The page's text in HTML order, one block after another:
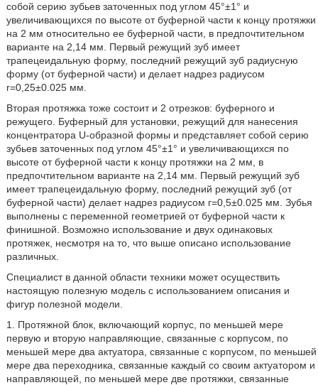
собой серию зубьев заточенных под углом 45°±1° и
увеличивающихся по высоте от буферной части к концу протяжки
на 2 мм относительно ее буферной части, в предпочтительном
варианте на 2,14 мм. Первый режущий зуб имеет
трапецеидальную форму, последний режущий зуб радиусную
форму (от буферной части) и делает надрез радиусом
r=0,25±0.025 мм.
Вторая протяжка тоже состоит и 2 отрезков: буферного и
режущего. Буферный для установки, режущий для нанесения
концентратора U-образной формы и представляет собой серию
зубьев заточенных под углом 45°±1° и увеличивающихся по
высоте от буферной части к концу протяжки на 2 мм, в
предпочтительном варианте на 2,14 мм. Первый режущий зуб
имеет трапецеидальную форму, последний режущий зуб (от
буферной части) делает надрез радиусом г=0,5±0.025 мм. Зубья
выполнены с переменной геометрией от буферной части к
финишной. Возможно использование и двух одинаковых
протяжек, несмотря на то, что выше описано использование
различных.
Специалист в данной области техники может осуществить
настоящую полезную модель с использованием описания и
фигур полезной модели.
1. Протяжной блок, включающий корпус, по меньшей мере
первую и вторую направляющие, связанные с корпусом, по
меньшей мере два актуатора, связанные с корпусом, по меньшей
мере два переходника, связанные каждый со своим актуатором и
направляющей, по меньшей мере две протяжки, связанные